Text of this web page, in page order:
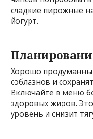
сладкие пирожные
йогурт.
Хорошо
соблазнов и
Включайте в меню
здоровых жиров.
уровень и снизит